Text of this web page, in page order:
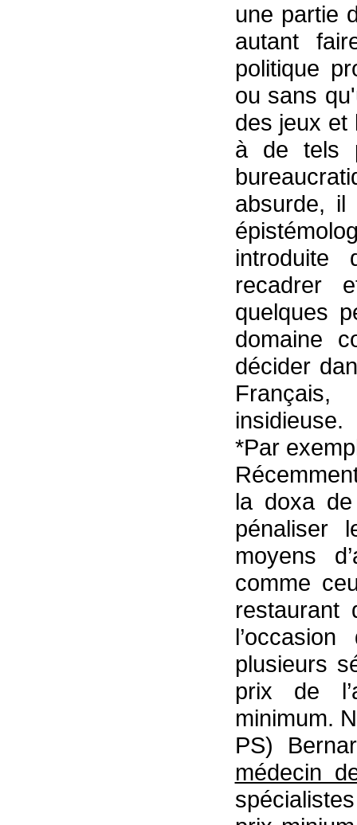
une partie
autant
politique
ou sans
des jeux et
à de tels
absurde, il
introduite
recadrer
quelques
domaine
décider
insidieuse.
*Par
la doxa
pénaliser
moyens
comme
restaurant
plusieurs
prix de
minimum.
PS)
médecin